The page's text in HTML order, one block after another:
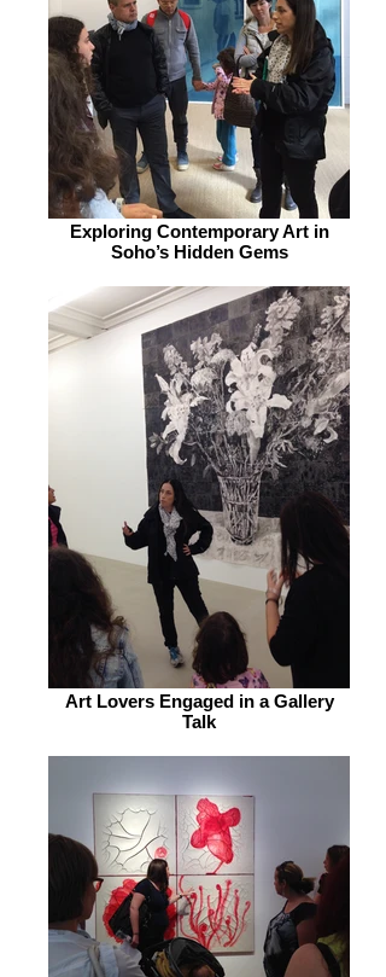
Exploring Contemporary Art in
Soho’s Hidden Gems
Art Lovers Engaged in a Gallery
Talk